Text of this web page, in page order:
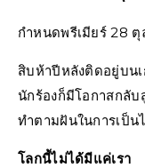
กำหนดพรีเมียร์ 28 ตุ
สิบห้าปีหลังติดอยู่บน
นักร้องก็มีโอกาสกลั
ทำตามฝันในการเป็น
โลกนี้ไม่ได้มีแค่เรา